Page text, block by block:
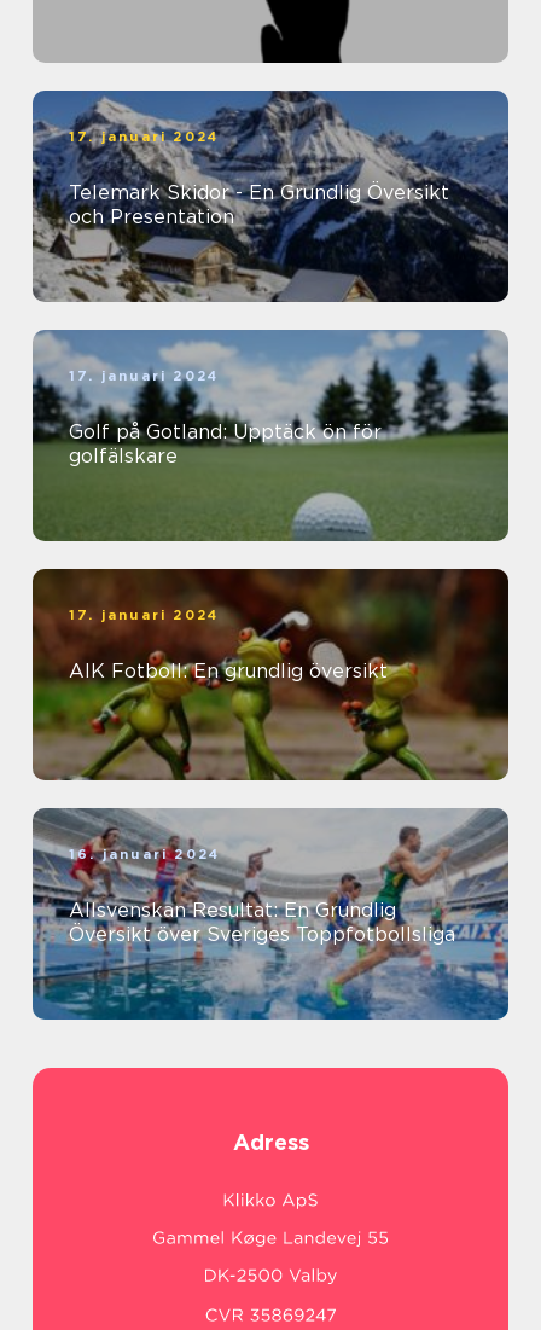
17. januari 2024
Telemark Skidor - En Grundlig Översikt
och Presentation
17. januari 2024
Golf på Gotland: Upptäck ön för
golfälskare
17. januari 2024
AIK Fotboll: En grundlig översikt
16. januari 2024
Allsvenskan Resultat: En Grundlig
Översikt över Sveriges Toppfotbollsliga
Adress